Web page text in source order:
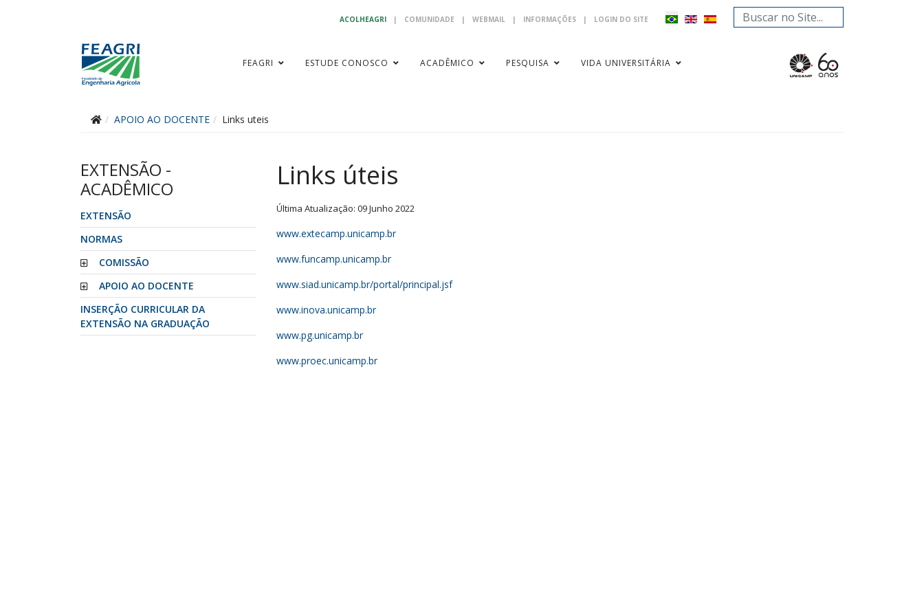
ACOLHEAGRI | COMUNIDADE | WEBMAIL | INFORMAÇÕES | LOGIN DO SITE Pesquisar...
FEAGRI ESTUDE CONOSCO ACADÊMICO PESQUISA VIDA UNIVERSITÁRIA
APOIO AO DOCENTE Links uteis
EXTENSÃO -
ACADÊMICO
EXTENSÃO
NORMAS
COMISSÃO
APOIO AO DOCENTE
INSERÇÃO CURRICULAR DA
EXTENSÃO NA GRADUAÇÃO
Links úteis
Última Atualização: 09 Junho 2022
www.extecamp.unicamp.br
www.funcamp.unicamp.br
www.siad.unicamp.br/portal/principal.jsf
www.inova.unicamp.br
www.pg.unicamp.br
www.proec.unicamp.br